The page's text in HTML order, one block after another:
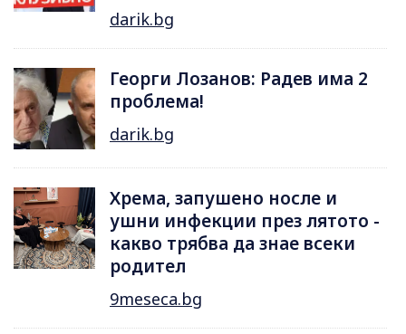
darik.bg
Георги Лозанов: Радев има 2
проблема!
darik.bg
Хрема, запушено носле и
ушни инфекции през лятотo -
какво трябва да знае всеки
родител
9meseca.bg